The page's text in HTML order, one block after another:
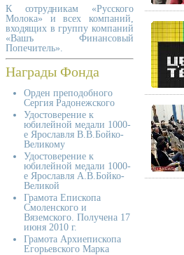
К сотрудникам «Русского
Молока» и всех компаний,
входящих в группу компаний
«Вашъ Финансовый
Попечитель».
Награды Фонда
Орден преподобного
Сергия Радонежского
Удостоверение к
юбилейной медали 1000-
е Ярославля В.В.Бойко-
Великому
Удостоверение к
юбилейной медали 1000-
е Ярославля А.В.Бойко-
Великой
Грамота Епископа
Смоленского и
Вяземского. Получена 17
июня 2010 г.
Грамота Архиепископа
Егорьевского Марка